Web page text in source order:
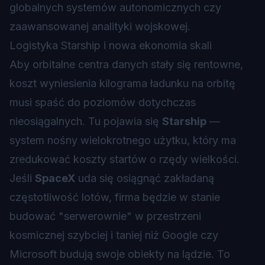
globalnych systemów autonomicznych czy
zaawansowanej analityki wojskowej.
Logistyka Starship i nowa ekonomia skali
Aby orbitalne centra danych stały się rentowne,
koszt wyniesienia kilograma ładunku na orbitę
musi spaść do poziomów dotychczas
nieosiągalnych. Tu pojawia się Starship —
system nośny wielokrotnego użytku, który ma
zredukować koszty startów o rzędy wielkości.
Jeśli SpaceX uda się osiągnąć zakładaną
częstotliwość lotów, firma będzie w stanie
budować "serwerownie" w przestrzeni
kosmicznej szybciej i taniej niż Google czy
Microsoft budują swoje obiekty na lądzie. To